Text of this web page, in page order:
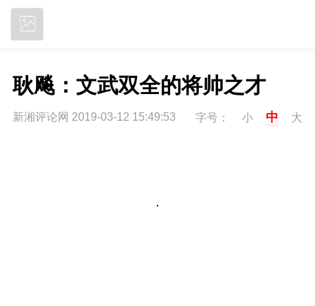
耿飚：文武双全的将帅之才
新湘评论网 2019-03-12 15:49:53 字号： 小 中 大